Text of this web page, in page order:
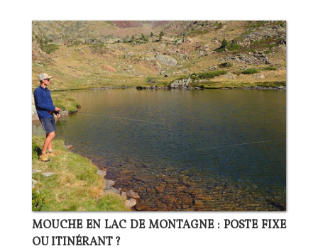
MOUCHE EN LAC DE MONTAGNE : POSTE FIXE
OU ITINÉRANT ?